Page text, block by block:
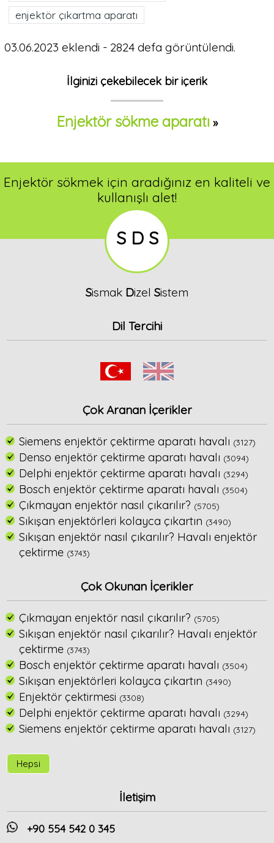
enjektör çıkartma aparatı
03.06.2023 eklendi - 2824 defa görüntülendi.
İlginizi çekebilecek bir içerik
Enjektör sökme aparatı »
Enjektör sökmek için aradığınız en kaliteli ve
kullanışlı alet!
S D S
Sismak Dizel Sistem
Dil Tercihi
Çok Aranan İçerikler
Siemens enjektör çektirme aparatı havalı (3127)
Denso enjektör çektirme aparatı havalı (3094)
Delphi enjektör çektirme aparatı havalı (3294)
Bosch enjektör çektirme aparatı havalı (3504)
Çıkmayan enjektör nasıl çıkarılır? (5705)
Sıkışan enjektörleri kolayca çıkartın (3490)
Sıkışan enjektör nasıl çıkarılır? Havalı enjektör
çektirme (3743)
Çok Okunan İçerikler
Çıkmayan enjektör nasıl çıkarılır? (5705)
Sıkışan enjektör nasıl çıkarılır? Havalı enjektör
çektirme (3743)
Bosch enjektör çektirme aparatı havalı (3504)
Sıkışan enjektörleri kolayca çıkartın (3490)
Enjektör çektirmesi (3308)
Delphi enjektör çektirme aparatı havalı (3294)
Siemens enjektör çektirme aparatı havalı (3127)
Hepsi
İletişim
+90 554 542 0 345